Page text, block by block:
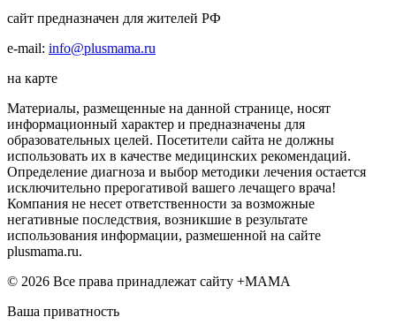
сайт предназначен для жителей РФ
e-mail: info@plusmama.ru
на карте
Материалы, размещенные на данной странице, носят
информационный характер и предназначены для
образовательных целей. Посетители сайта не должны
использовать их в качестве медицинских рекомендаций.
Определение диагноза и выбор методики лечения остается
исключительно прерогативой вашего лечащего врача!
Компания не несет ответственности за возможные
негативные последствия, возникшие в результате
использования информации, размешенной на сайте
plusmama.ru.
© 2026 Все права принадлежат сайту +МАМА
Ваша приватность